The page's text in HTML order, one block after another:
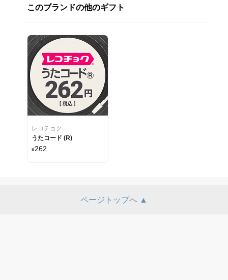
このブランドの他のギフト
レコチョク
うたコード (R)
¥262
ページトップへ ▲